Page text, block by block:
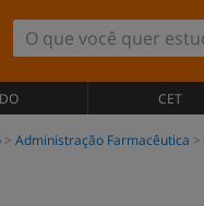
CET
Administração Farmacêutica